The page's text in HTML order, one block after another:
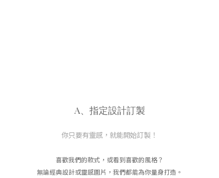
A、指定設計訂製
你只要有靈感，就能開始訂製！
喜歡我們的款式，或看到喜歡的風格？
無論經典設計或靈感圖片，我們都能為你量身打造。